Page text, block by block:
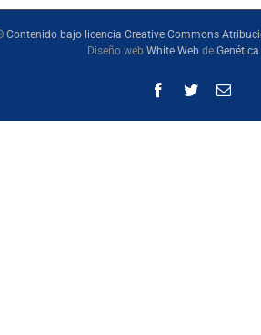
Contenido bajo licencia Creative Commons
Diseño web White Webde
Facebook
Twitter